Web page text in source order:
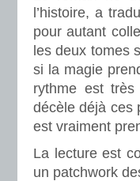
l’histoire, a
pour autant
les deux tomes
si la magie
rythme est
décèle déjà ces
est vraiment
La lecture est
un patchwork